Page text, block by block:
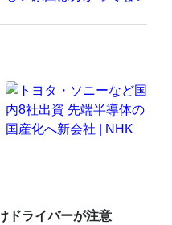
ドライバーが注意